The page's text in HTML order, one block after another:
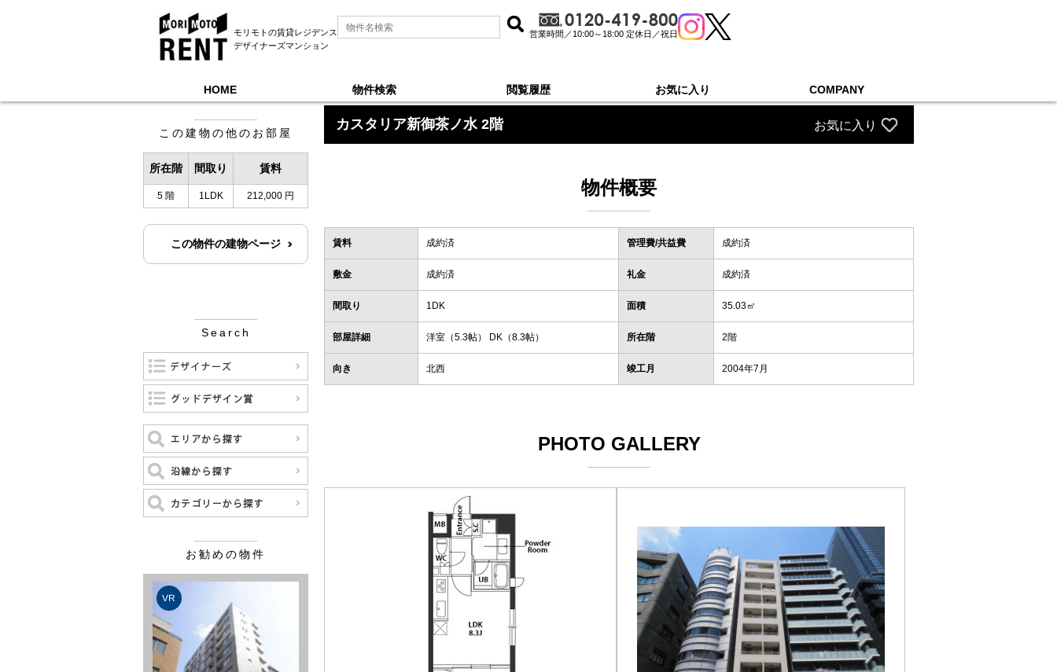
モリモトの賃貸レジデンス
デザイナーズマンション
営業時間／10:00～18:00 定休日／祝日
HOME 物件検索 閲覧履歴 お気に入り COMPANY
モリモトレントTOP ＞ 2階
カスタリア新御茶ノ水 2階 お気に入り
物件概要
賃料 成約済 管理費/共益費 成約済
敷金 成約済 礼金 成約済
間取り 1DK 面積 35.03㎡
部屋詳細 洋室（5.3帖） DK（8.3帖） 所在階 2階
向き 北西 竣工月 2004年7月
PHOTO GALLERY
この建物の他のお部屋
所在階 間取り 賃料
5 階 1LDK 212,000 円
この物件の建物ページ
Search
お勧めの物件
VR